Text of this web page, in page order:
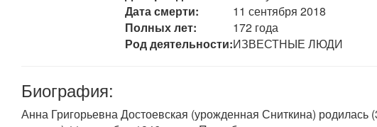
Дата смерти:
11 сентября 2018
Полных лет:
172 года
Род деятельности:ИЗВЕСТНЫЕ ЛЮДИ
Биография:
Анна Григорьевна Достоевская (урожденная Сниткина) родилась